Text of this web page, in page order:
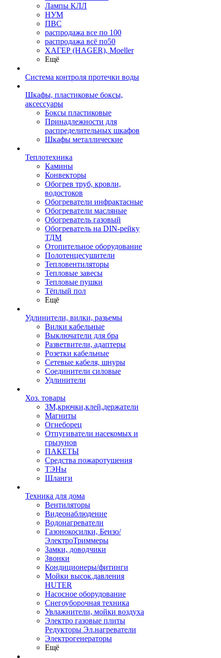
Лампы КЛЛ
НУМ
ПВС
распродажа все по 100
распродажа всё по50
ХАГЕР (HAGER), Moeller
Ещё
Система контроля протечки воды
Шкафы, пластиковые боксы,
аксессуары
Боксы пластиковые
Принадлежности для
распределительных шкафов
Шкафы металлические
Теплотехника
Камины
Конвекторы
Обогрев труб, кровли,
водостоков
Обогреватели инфрактасные
Обогреватели масляные
Обогреватель газовый
Обогреватель на DIN-рейку
ТДМ
Отопительное оборудование
Полотенцесушители
Тепловентиляторы
Тепловые завесы
Тепловые пушки
Тёплый пол
Ещё
Удлинители, вилки, разьемы
Вилки кабельные
Выключатели для бра
Разветвители, адаптеры
Розетки кабельные
Сетевые кабеля, шнуры
Соединители силовые
Удлинители
Хоз. товары
ЗМ,крючки,клей,держатели
Магниты
Огнеборец
Отпугиватели насекомых и
грызунов
ПАКЕТЫ
Средства пожаротушения
ТЭНы
Шланги
Техника для дома
Вентиляторы
Видеонаблюдение
Водонагреватели
Газонокосилки, Бензо/
ЭлектроТриммеры
Замки, доводчики
Звонки
Кондиционеры/фитинги
Мойки высок.давления
HUTER
Насосное оборудование
Снегоуборочная техника
Увлажнители, мойки воздуха
Электро газовые плиты
Редукторы Эл.нагреватели
Электрогенераторы
Ещё